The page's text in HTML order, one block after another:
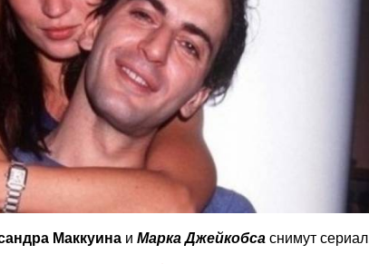
Маккуина и Марка Джейкобса снимут